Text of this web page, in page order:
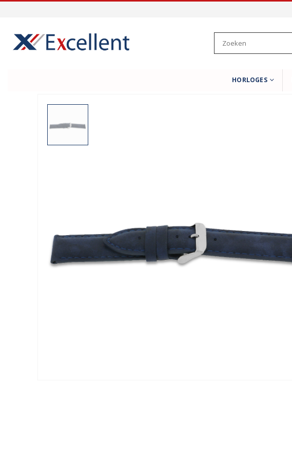
HORLOGES